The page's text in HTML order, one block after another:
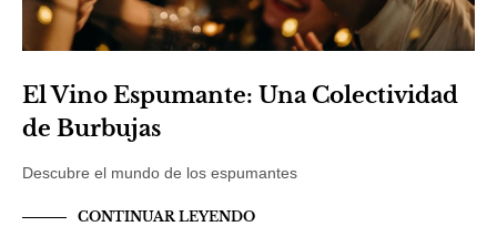
El Vino Espumante: Una Colectividad
de Burbujas
Descubre el mundo de los espumantes
CONTINUAR LEYENDO